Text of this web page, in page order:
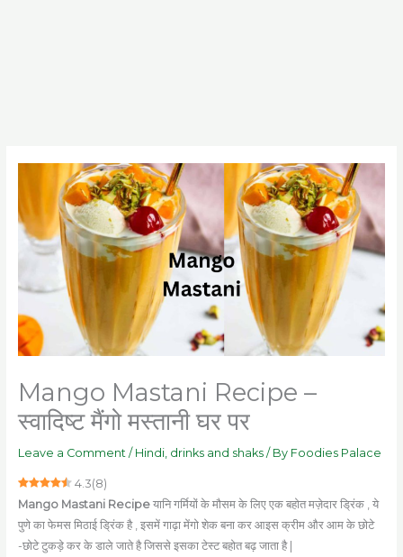
Mango Mastani Recipe –
स्वादिष्ट मैंगो मस्तानी घर पर
Leave a Comment / Hindi, drinks and shaks/ By Foodies Palace
4.3(8)
Mango Mastani Recipe यानि गर्मियों के मौसम के लिए एक बहोत मज़ेदार ड्रिंक , ये
पुणे का फेमस मिठाई ड्रिंक है , इसमें गाढ़ा मेंगो शेक बना कर आइस क्रीम और आम के छोटे
-छोटे टुकड़े कर के डाले जाते है जिससे इसका टेस्ट बहोत बढ़ जाता है |